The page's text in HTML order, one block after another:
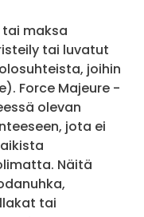
maksa
tai luvatut
joihin
Force Majeure -
olevan
jota ei
Näitä
tai